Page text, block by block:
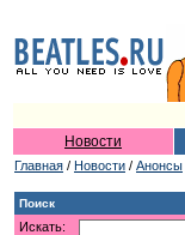
Новости
Главная / Новости / Анонсы
Поиск
Искать: